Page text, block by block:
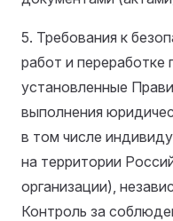
5. Требования к
работ и переработке
установленные
выполнения
в том числе
на территории
организации),
Контроль за